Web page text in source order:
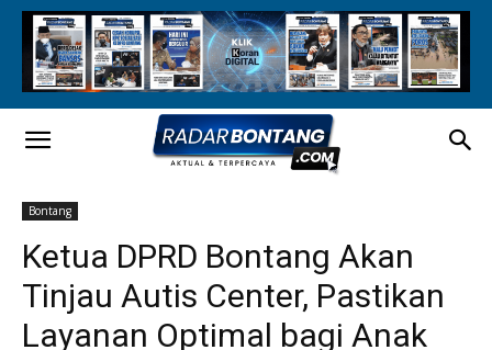
Bontang
Ketua DPRD Bontang Akan
Tinjau Autis Center, Pastikan
Layanan Optimal bagi Anak